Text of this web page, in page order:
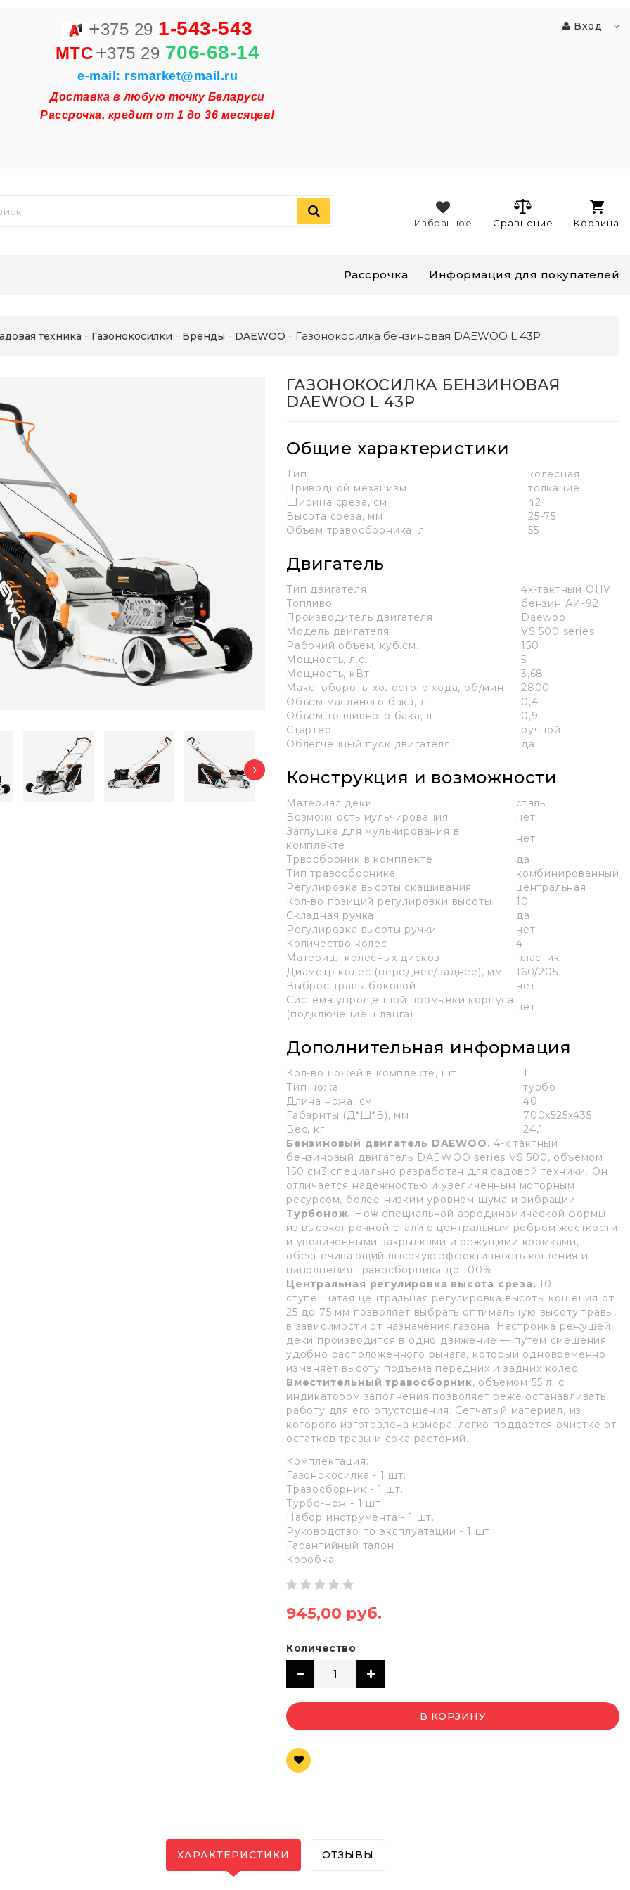
+375 29 1-543-543
MTC+375 29 706-68-14
e-mail: rsmarket@mail.ru
Доставка в любую точку Беларуси
Рассрочка, кредит от 1 до 36 месяцев!
Вход
Корзина
Сравнение
Избранное
Рассрочка Информация для покупателей
техника Газонокосилки Бренды DAEWOO Газонокосилка бензиновая DAEWOO L 43P
›
ГАЗОНОКОСИЛКА БЕНЗИНОВАЯ
DAEWOO L 43P
Общие характеристики
Тип
колесная
Приводной механизм
толкание
Ширина среза, см
42
Высота среза, мм
25-75
Объем травосборника, л
55
Двигатель
Тип двигателя
4х-тактный OHV
Топливо
бензин АИ-92
Производитель двигателя
Daewoo
Модель двигателя
VS 500 series
Рабочий объем, куб.см.
150
Мощность, л.с.
5
Мощность, кВт
3,68
Макс. обороты холостого хода, об/мин
2800
Объем масляного бака, л
0,4
Объем топливного бака, л
0,9
Стартер
ручной
Облегченный пуск двигателя
да
Конструкция и возможности
Материал деки
сталь
Возможность мульчирования
нет
Заглушка для мульчирования в
комплекте
нет
Трвосборник в комплекте
да
Тип травосборника
комбинированный
Регулировка высоты скашивания
центральная
Кол-во позиций регулировки высоты
10
Складная ручка
да
Регулировка высоты ручки
нет
Количество колес
4
Материал колесных дисков
пластик
Диаметр колес (переднее/заднее), мм
160/205
Выброс травы боковой
нет
Система упрощенной промывки корпуса
(подключение шланга)
нет
Дополнительная информация
Кол-во ножей в комплекте, шт
1
Тип ножа
турбо
Длина ножа, см
40
Габариты (Д*Ш*В), мм
700х525х435
Вес, кг
24,1
Бензиновый двигатель DAEWOO. 4-х тактный
бензиновый двигатель DAEWOO series VS 500, объемом
150 см3 специально разработан для садовой техники. Он
отличается надежностью и увеличенным моторным
ресурсом, более низким уровнем шума и вибрации.
Турбонож. Нож специальной аэродинамической формы
из высокопрочной стали с центральным ребром жесткости
и увеличенными закрылками и режущими кромками,
обеспечивающий высокую эффективность кошения и
наполнения травосборника до 100%.
Центральная регулировка высота среза. 10
ступенчатая центральная регулировка высоты кошения от
25 до 75 мм позволяет выбрать оптимальную высоту травы,
в зависимости от назначения газона. Настройка режущей
деки производится в одно движение — путем смещения
удобно расположенного рычага, который одновременно
изменяет высоту подъема передних и задних колес.
Вместительный травосборник, объемом 55 л, с
индикатором заполнения позволяет реже останавливать
работу для его опустошения. Сетчатый материал, из
которого изготовлена камера, легко поддается очистке от
остатков травы и сока растений.
Комплектация:
Газонокосилка - 1 шт.
Травосборник - 1 шт.
Турбо-нож - 1 шт.
Набор инструмента - 1 шт.
Руководство по эксплуатации - 1 шт.
Гарантийный талон
Коробка
945,00 руб.
Количество
В КОРЗИНУ
ХАРАКТЕРИСТИКИ ОТЗЫВЫ